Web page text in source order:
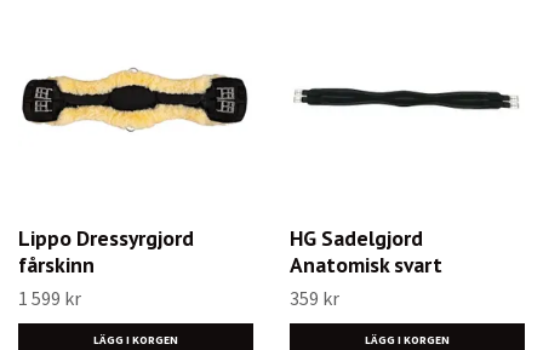
Lippo Dressyrgjord
fårskinn
1 599 kr
LÄGG I KORGEN
HG Sadelgjord
Anatomisk svart
359 kr
LÄGG I KORGEN